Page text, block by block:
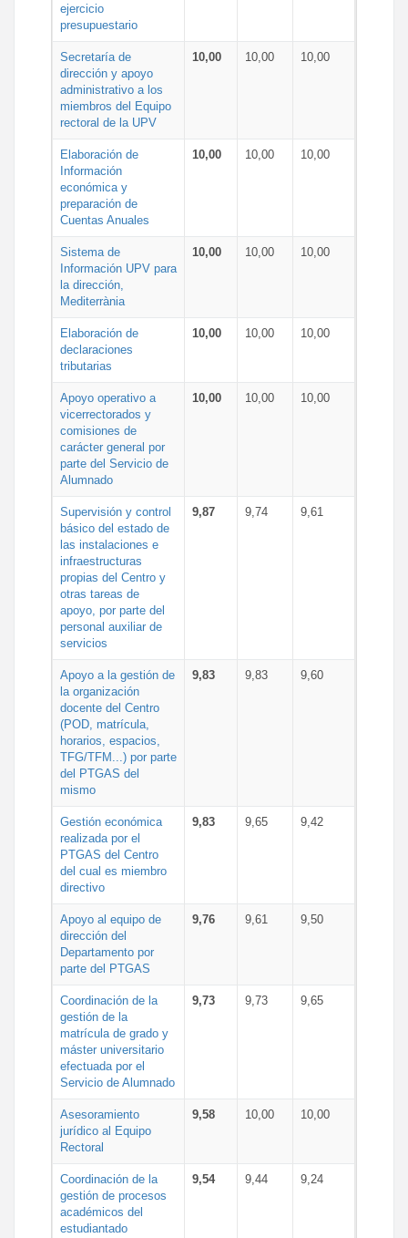
ejercicio
presupuestario
Secretaría de
dirección y apoyo
administrativo a los
miembros del Equipo
rectoral de la UPV
10,00 10,00 10,00
Elaboración de
Información
económica y
preparación de
Cuentas Anuales
10,00 10,00 10,00
Sistema de
Información UPV para
la dirección,
Mediterrània
10,00 10,00 10,00
Elaboración de
declaraciones
tributarias
10,00 10,00 10,00
Apoyo operativo a
vicerrectorados y
comisiones de
carácter general por
parte del Servicio de
Alumnado
10,00 10,00 10,00
Supervisión y control
básico del estado de
las instalaciones e
infraestructuras
propias del Centro y
otras tareas de
apoyo, por parte del
personal auxiliar de
servicios
9,87 9,74 9,61
Apoyo a la gestión de
la organización
docente del Centro
(POD, matrícula,
horarios, espacios,
TFG/TFM...) por parte
del PTGAS del
mismo
9,83 9,83 9,60
Gestión económica
realizada por el
PTGAS del Centro
del cual es miembro
directivo
9,83 9,65 9,42
Apoyo al equipo de
dirección del
Departamento por
parte del PTGAS
9,76 9,61 9,50
Coordinación de la
gestión de la
matrícula de grado y
máster universitario
efectuada por el
Servicio de Alumnado
9,73 9,73 9,65
Asesoramiento
jurídico al Equipo
Rectoral
9,58 10,00 10,00
Coordinación de la
gestión de procesos
académicos del
estudiantado
9,54 9,44 9,24